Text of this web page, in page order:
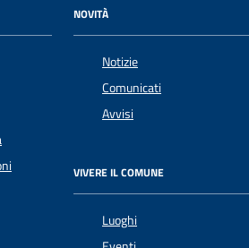
NOVITÀ
Notizie
Comunicati
Avvisi
VIVERE IL COMUNE
Luoghi